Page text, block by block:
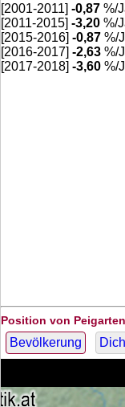
[2001-2011] -0,87 %/
[2011-2015] -3,20 %/
[2015-2016] -0,87 %/
[2016-2017] -2,63 %/
[2017-2018] -3,60 %/
Position von
Bevölkerung